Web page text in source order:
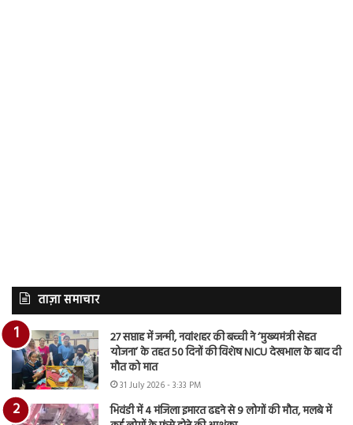
ताज़ा समाचार
27 सप्ताह में जन्मी, नवांशहर की बच्ची ने ‘मुख्यमंत्री सेहत
योजना’ के तहत 50 दिनों की विशेष NICU देखभाल के बाद दी
मौत को मात
31 July 2026 - 3:33 PM
भिवंडी में 4 मंजिला इमारत ढहने से 9 लोगों की मौत, मलबे में